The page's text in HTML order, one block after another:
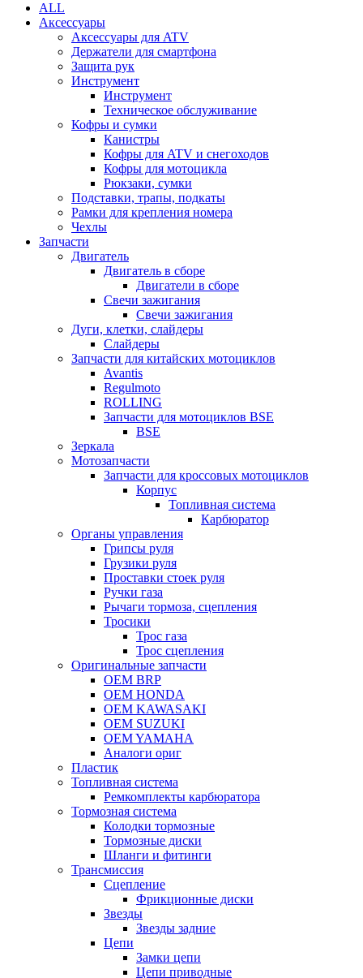
ALL
Аксессуары
Аксессуары для ATV
Держатели для смартфона
Защита рук
Инструмент
Инструмент
Техническое обслуживание
Кофры и сумки
Канистры
Кофры для ATV и снегоходов
Кофры для мотоцикла
Рюкзаки, сумки
Подставки, трапы, подкаты
Рамки для крепления номера
Чехлы
Запчасти
Двигатель
Двигатель в сборе
Двигатели в сборе
Свечи зажигания
Свечи зажигания
Дуги, клетки, слайдеры
Слайдеры
Запчасти для китайских мотоциклов
Avantis
Regulmoto
ROLLING
Запчасти для мотоциклов BSE
BSE
Зеркала
Мотозапчасти
Запчасти для кроссовых мотоциклов
Корпус
Топливная система
Карбюратор
Органы управления
Грипсы руля
Грузики руля
Проставки стоек руля
Ручки газа
Рычаги тормоза, сцепления
Тросики
Трос газа
Трос сцепления
Оригинальные запчасти
OEM BRP
OEM HONDA
OEM KAWASAKI
OEM SUZUKI
OEM YAMAHA
Аналоги ориг
Пластик
Топливная система
Ремкомплекты карбюратора
Тормозная система
Колодки тормозные
Тормозные диски
Шланги и фитинги
Трансмиссия
Cцепление
Фрикционные диски
Звезды
Звезды задние
Цепи
Замки цепи
Цепи приводные